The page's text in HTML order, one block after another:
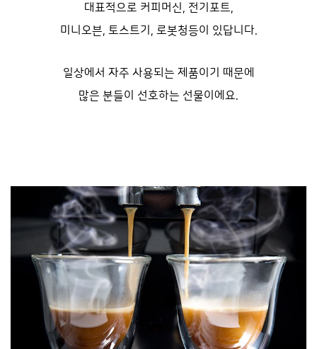
대표적으로 커피머신, 전기포트,
미니오븐, 토스트기, 로봇청등이 있답니다.
일상에서 자주 사용되는 제품이기 때문에
많은 분들이 선호하는 선물이에요.